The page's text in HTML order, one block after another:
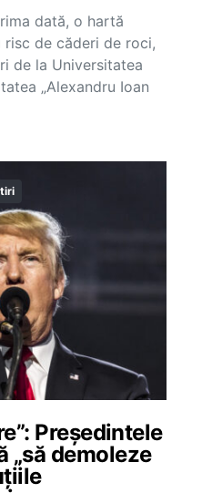
dată, o hartă
de căderi de roci,
de la Universitatea
„Alexandru Ioan
Președintele
„să demoleze